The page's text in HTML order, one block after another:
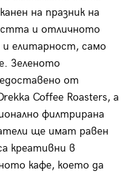
на празник на
и отличното
и елитарност, само
Зеленото
от
Coffee Roasters, а
филтрирана
ще имат равен
креативни в
кафе, което да